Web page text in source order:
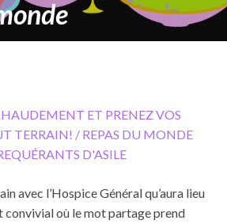
ET PRENEZ VOS
TERRAIN! / REPAS DU MONDE
D'ASILE
avec l’Hospice Général qu’aura lieu
convivial où le mot partage prend